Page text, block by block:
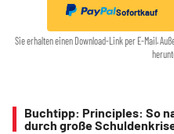
Sofortkauf
Sie erhalten einen Download-Link per E-Mail.
Buchtipp: Principles: So
durch große